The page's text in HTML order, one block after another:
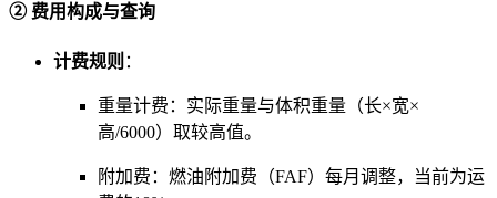
② 费用构成与查询
计费规则 ：
重量计费：实际重量与体积重量（长×宽×
高/6000）取较高值。
附加费：燃油附加费（FAF）每月调整，当前为运